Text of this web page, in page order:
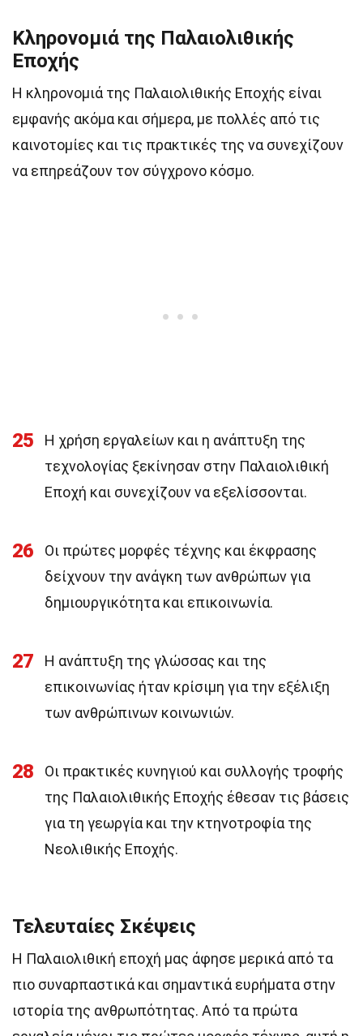
Κληρονομιά της Παλαιολιθικής
Εποχής
Η κληρονομιά της Παλαιολιθικής Εποχής είναι
εμφανής ακόμα και σήμερα, με πολλές από τις
καινοτομίες και τις πρακτικές της να συνεχίζουν
να επηρεάζουν τον σύγχρονο κόσμο.
25
Η χρήση εργαλείων και η ανάπτυξη της
τεχνολογίας ξεκίνησαν στην Παλαιολιθική
Εποχή και συνεχίζουν να εξελίσσονται.
26
Οι πρώτες μορφές τέχνης και έκφρασης
δείχνουν την ανάγκη των ανθρώπων για
δημιουργικότητα και επικοινωνία.
27
Η ανάπτυξη της γλώσσας και της
επικοινωνίας ήταν κρίσιμη για την εξέλιξη
των ανθρώπινων κοινωνιών.
28
Οι πρακτικές κυνηγιού και συλλογής τροφής
της Παλαιολιθικής Εποχής έθεσαν τις βάσεις
για τη γεωργία και την κτηνοτροφία της
Νεολιθικής Εποχής.
Τελευταίες Σκέψεις
Η Παλαιολιθική εποχή μας άφησε μερικά από τα
πιο συναρπαστικά και σημαντικά ευρήματα στην
ιστορία της ανθρωπότητας. Από τα πρώτα